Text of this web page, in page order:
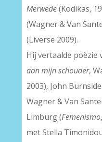
Merwede(Kodikas,
(Wagner & Van
(Liverse 2009).
Hij vertaalde poëzie
aan mijn schouder,
2003), John
Wagner & Van
Limburg (Femenismo
met Stella